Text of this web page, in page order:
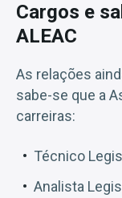
Cargos e
ALEAC
As relações
sabe-se que a
carreiras:
Técnico
Analista